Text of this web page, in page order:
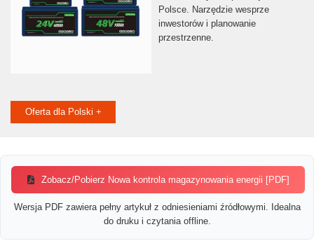
Polsce. Narzędzie wesprze
inwestorów i planowanie
przestrzenne.
Oferta dla Polski +
Zobacz/Pobierz Nowa kontrola magazynowania energii [PDF]
Wersja PDF zawiera pełny artykuł z odniesieniami źródłowymi. Idealna
do druku i czytania offline.